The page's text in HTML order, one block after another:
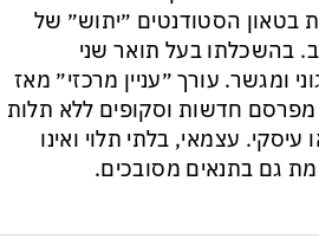
בטאון הסטודנטים ״יתוש״ של
בהשכלתו בעל תואר שני
ומגשר. עורך ״עניין מרכזי״ מאז
מפרסם חדשות וסקופים ללא תלות
עיסקי. עצמאי, בלתי תלוי ואינו
גם בתנאים מסובכים.